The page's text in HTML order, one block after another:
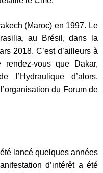
(Maroc) en 1997. Le
au Brésil, dans la
2018. C’est d’ailleurs à
vous que Dakar,
l’Hydraulique d’alors,
du Forum de
lancé quelques années
d’intérêt a été